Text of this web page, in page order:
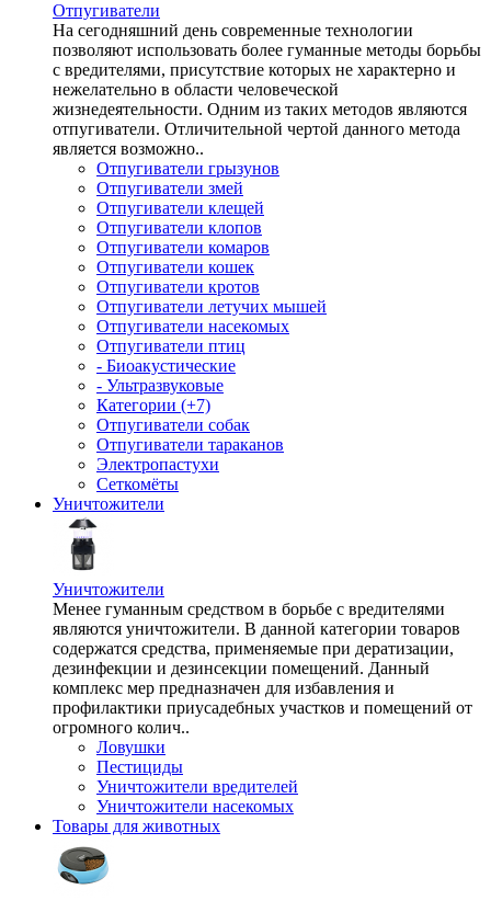
Отпугиватели
На сегодняшний день современные технологии
позволяют использовать более гуманные методы борьбы
с вредителями, присутствие которых не характерно и
нежелательно в области человеческой
жизнедеятельности. Одним из таких методов являются
отпугиватели. Отличительной чертой данного метода
является возможно..
Отпугиватели грызунов
Отпугиватели змей
Отпугиватели клещей
Отпугиватели клопов
Отпугиватели комаров
Отпугиватели кошек
Отпугиватели кротов
Отпугиватели летучих мышей
Отпугиватели насекомых
Отпугиватели птиц
- Биоакустические
- Ультразвуковые
Категории (+7)
Отпугиватели собак
Отпугиватели тараканов
Электропастухи
Сеткомёты
Уничтожители
Уничтожители
Менее гуманным средством в борьбе с вредителями
являются уничтожители. В данной категории товаров
содержатся средства, применяемые при дератизации,
дезинфекции и дезинсекции помещений. Данный
комплекс мер предназначен для избавления и
профилактики приусадебных участков и помещений от
огромного колич..
Ловушки
Пестициды
Уничтожители вредителей
Уничтожители насекомых
Товары для животных